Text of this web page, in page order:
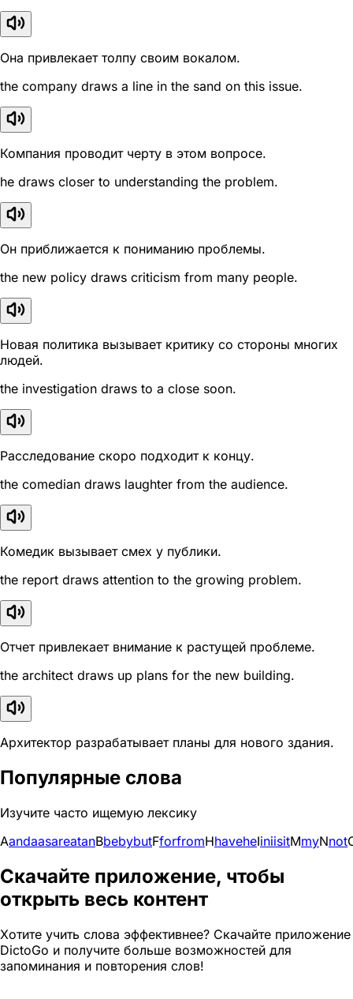
Она привлекает толпу своим вокалом.
the company draws a line in the sand on this issue.
Компания проводит черту в этом вопросе.
he draws closer to understanding the problem.
Он приближается к пониманию проблемы.
the new policy draws criticism from many people.
Новая политика вызывает критику со стороны многих
людей.
the investigation draws to a close soon.
Расследование скоро подходит к концу.
the comedian draws laughter from the audience.
Комедик вызывает смех у публики.
the report draws attention to the growing problem.
Отчет привлекает внимание к растущей проблеме.
the architect draws up plans for the new building.
Архитектор разрабатывает планы для нового здания.
Популярные слова
Изучите часто ищемую лексику
AandaasareatanBbebybutFforfromHhaveheIiniisitMmyNnot
Скачайте приложение, чтобы
открыть весь контент
Хотите учить слова эффективнее? Скачайте приложение
DictoGo и получите больше возможностей для
запоминания и повторения слов!